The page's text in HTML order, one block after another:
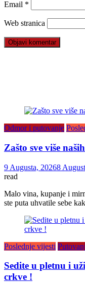
Email *
Web stranica
Odmor i putovanje
Zašto sve više
9 Augusta, 20268
read
Malo vina, kupanje i
ste puta uhvatile sebe
Poslednje vijesti
Sedite u pletnu i
crkve !